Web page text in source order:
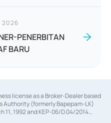
2026
PENERBITAN
BARU
license as a Broker-Dealer based
Authority (formerly Bapepam-LK)
11, 1992 and KEP-06/D.04/2014
as an Underwriter based on the